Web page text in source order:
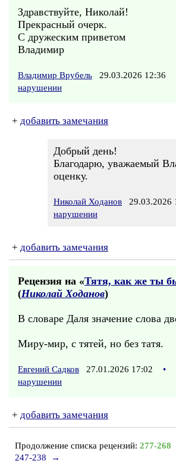
Здравствуйте, Николай!
Прекрасный очерк.
С дружеским приветом
Владимир
Владимир Врубель 29.03.2026 12:36
нарушении
+ добавить замечания
Добрый день!
Благодарю, уважаемый
оценку.
Николай Ходанов 29.03.2026
нарушении
+ добавить замечания
Рецензия на «Тятя, как же ты
(Николай Ходанов)
В словаре Даля значение слова
Миру-мир, с тятей, но без татя.
Евгений Садков 27.01.2026 17:02 •
нарушении
+ добавить замечания
Продолжение списка рецензий: 277-268
247-238
→